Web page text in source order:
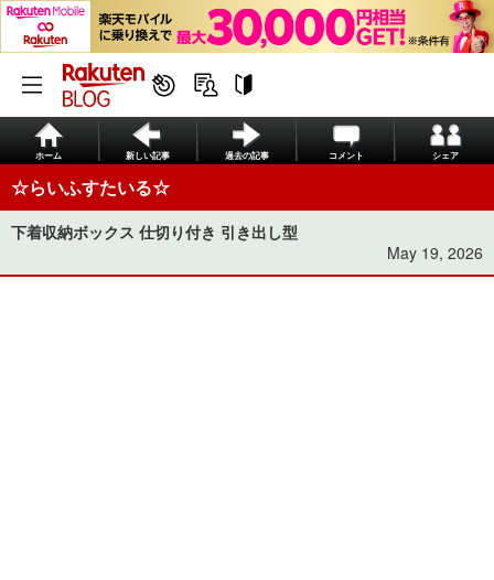
ホーム 新しい記事 過去の記事 コメント シェア
☆らいふすたいる☆
下着収納ボックス 仕切り付き 引き出し型
May 19, 2026